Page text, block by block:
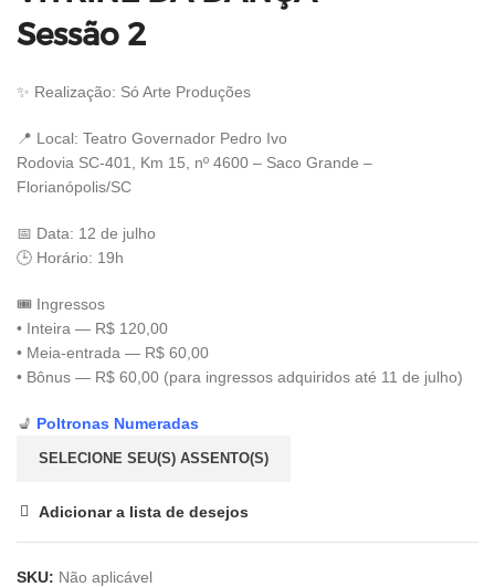
Sessão 2
✨ Realização: Só Arte Produções
📍 Local: Teatro Governador Pedro Ivo
Rodovia SC-401, Km 15, nº 4600 – Saco Grande –
Florianópolis/SC
📅 Data: 12 de julho
🕒 Horário: 19h
🎟️ Ingressos
• Inteira — R$ 120,00
• Meia-entrada — R$ 60,00
• Bônus — R$ 60,00 (para ingressos adquiridos até 11 de julho)
💺 Poltronas Numeradas
SELECIONE SEU(S) ASSENTO(S)
Adicionar a lista de desejos
SKU: Não aplicável